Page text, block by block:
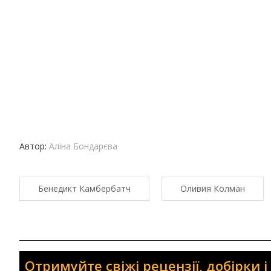
Автор: Аліна Бондарєва
Бенедикт Камбербатч Оливия Колман
Отримуйте свіжі рецензії, добірки